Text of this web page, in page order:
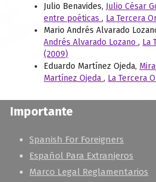
Julio Benavides, Julio César
entre poéticas, La Tercera
Mario Andrés Alvarado
Andrés Alvarado Lozano, La
(2009)
Eduardo Martínez Ojeda,
Martínez Ojeda, La Tercera
Importante
Spanish For Foreigners
Español Para Extranjeros
Marco Legal Reglamentarios